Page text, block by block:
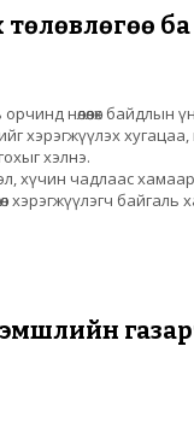
нөлөөлөх байдлын
хэрэгжүүлэх
хэлнэ.
хүчин чадлаас
хэрэгжүүлэгч байгаль